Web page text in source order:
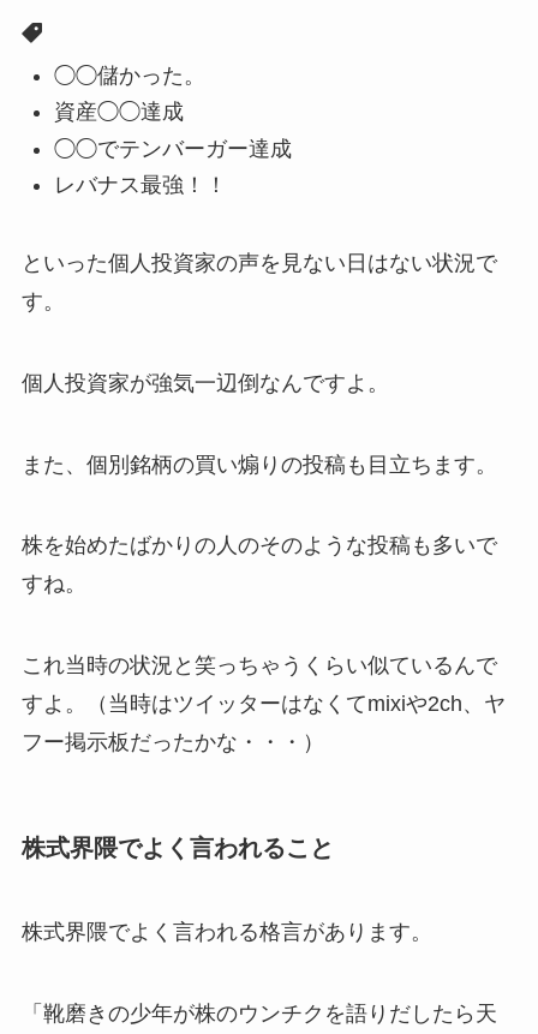
◯◯儲かった。
資産◯◯達成
◯◯でテンバーガー達成
レバナス最強！！
といった個人投資家の声を見ない日はない状況で
す。
個人投資家が強気一辺倒なんですよ。
また、個別銘柄の買い煽りの投稿も目立ちます。
株を始めたばかりの人のそのような投稿も多いで
すね。
これ当時の状況と笑っちゃうくらい似ているんで
すよ。（当時はツイッターはなくてmixiや2ch、ヤ
フー掲示板だったかな・・・）
株式界隈でよく言われること
株式界隈でよく言われる格言があります。
「靴磨きの少年が株のウンチクを語りだしたら天